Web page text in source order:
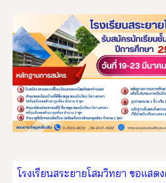
โรงเรียนสระยายโสมวิทยา ขอแสด